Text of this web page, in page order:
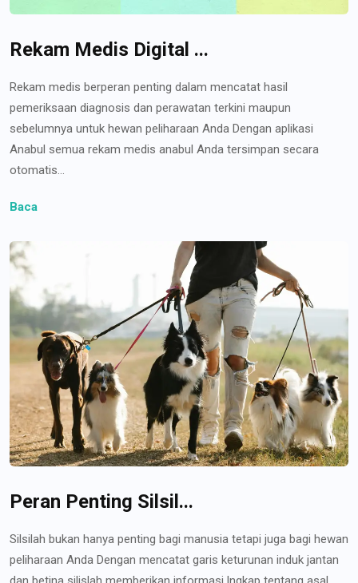
Rekam Medis Digital ...
Rekam medis berperan penting dalam mencatat hasil
pemeriksaan diagnosis dan perawatan terkini maupun
sebelumnya untuk hewan peliharaan Anda Dengan aplikasi
Anabul semua rekam medis anabul Anda tersimpan secara
otomatis...
Baca
Peran Penting Silsil...
Silsilah bukan hanya penting bagi manusia tetapi juga bagi hewan
peliharaan Anda Dengan mencatat garis keturunan induk jantan